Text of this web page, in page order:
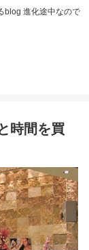
blog 進化途中なので
時間を買